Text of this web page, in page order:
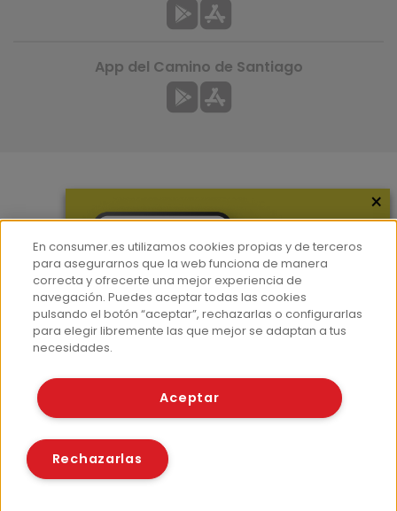
Hemeroteca
Contacto
Prensa
Corpus Lingüístico Consumer
App del Camino de Santiago
© Fundación EROSKI
Políticas de cookies
×
En consumer.es utilizamos cookies propias y de terceros
para asegurarnos que la web funciona de manera
correcta y ofrecerte una mejor experiencia de
navegación. Puedes aceptar todas las cookies
pulsando el botón “aceptar”, rechazarlas o configurarlas
para elegir libremente las que mejor se adaptan a tus
necesidades.
Aceptar
Rechazarlas